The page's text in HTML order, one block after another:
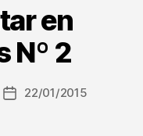
en
Nº 2
Fecha22/01/2015